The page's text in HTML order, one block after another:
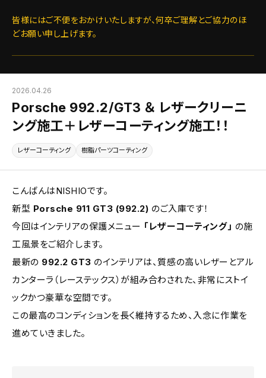
皆様にはご不便をおかけいたしますが、何卒ご理解とご協力のほ
どお願い申し上げます。
2026.04.26
Porsche 992.2/GT3 ＆ レザークリーニ
ング施工＋レザーコーティング施工！！
レザーコーティング 樹脂パーツコーティング
こんばんはNISHIOです。
新型 Porsche 911 GT3 (992.2) のご入庫です！
今回はインテリアの保護メニュー 「レザーコーティング」 の施
工風景をご紹介します。
最新の 992.2 GT3 のインテリアは、質感の高いレザーとアル
カンターラ（レーステックス）が組み合わされた、非常にストイ
ックかつ豪華な空間です。
この最高のコンディションを長く維持するため、入念に作業を
進めていきました。